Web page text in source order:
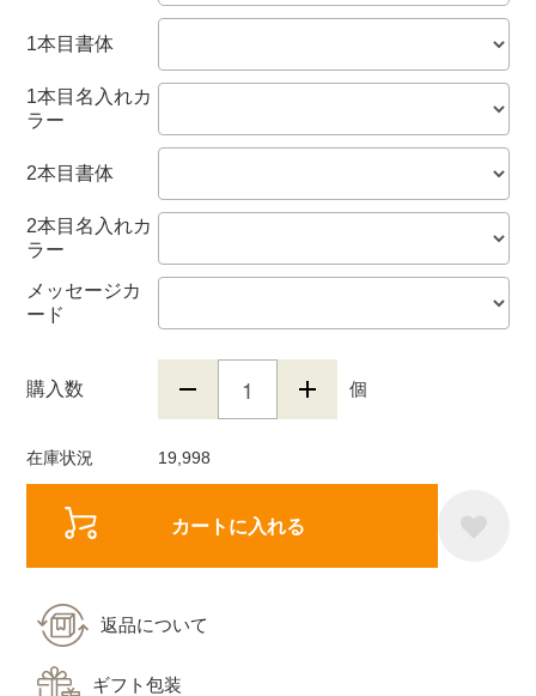
1本目書体
1本目名入れカ
ラー
2本目書体
2本目名入れカ
ラー
メッセージカ
ード
購入数 個
在庫状況 19,998
カートに入れる
返品について
ギフト包装